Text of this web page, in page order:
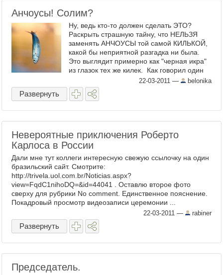
Анчоусы! Солим?
Ну, ведь кто-то должен сделать ЭТО?
Раскрыть страшную тайну, что НЕЛЬЗЯ
заменять АНЧОУСЫ той самой КИЛЬКОЙ,
какой бы неприятной разгадка ни была.
Это выглядит примерно как "черная икра"
из глазок тех же килек. Как говорил один
22-03-2011 — belonika
Развернуть
Невероятные приключения Роберто
Карлоса в России
Дали мне тут коллеги интересную свежую ссылочку на один
бразильский сайт. Смотрите:
http://trivela.uol.com.br/Noticias.aspx?
view=FqdC1nihoDQ=&id=44041 . Оставлю второе фото
сверху для рубрики No comment. Единственное пояснение.
Покадровый просмотр видеозаписи церемонии ...
22-03-2011 — rabiner
Развернуть
Председатель.